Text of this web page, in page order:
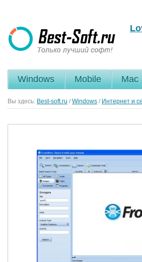
Windows Mobile Mac
Вы здесь: Best-soft.ru / Windows / Интернет и